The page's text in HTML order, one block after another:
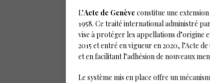
L’Acte de Genève constitue une
1958. Ce traité international administré
vise à protéger les appellations d’origine
2015 et entré en vigueur en 2020, l’Acte
et en facilitant l’adhésion de nouveaux
Le système mis en place offre un